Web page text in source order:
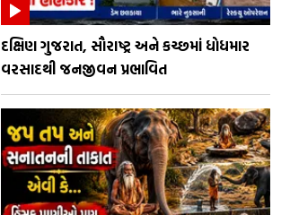
દક્ષિણ ગુજરાત, સૌરાષ્ટ્ર અને કચ્છમાં ધોધમાર
વરસાદથી જનજીવન પ્રભાવિત